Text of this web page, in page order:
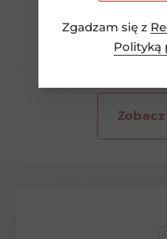
Zgadzam się z
Polityką